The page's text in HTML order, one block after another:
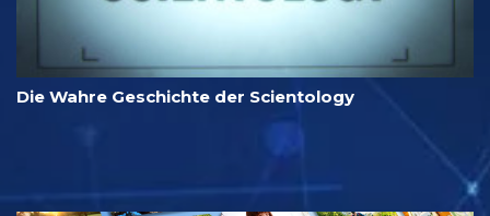
Die Wahre Geschichte der Scientology